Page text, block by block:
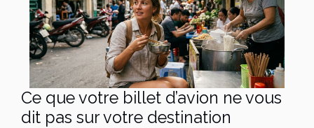
Ce que votre billet d’avion ne vous
dit pas sur votre destination